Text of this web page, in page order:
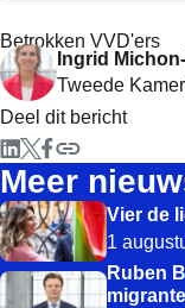
Betrokken VVD'ers
Ingrid
Tweede
Deel dit bericht
Meer
Vier de
1
Ruben